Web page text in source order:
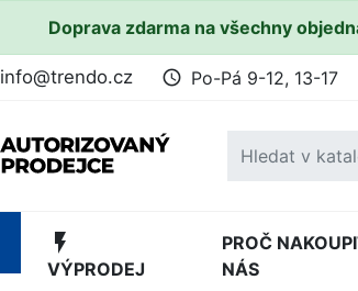
Doprava zdarma na všechny
info@trendo.cz access_time Po-Pá 9-12, 13-17
flash_on
VÝPRODEJ
PROČ
NÁS